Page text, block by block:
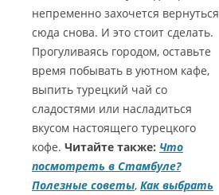
непременно захочется вернуться
сюда снова. И это стоит сделать.
Прогуливаясь городом, оставьте
время побывать в уютном кафе,
выпить турецкий чай со
сладостями или насладиться
вкусом настоящего турецкого
кофе. Читайте также: Что
посмотреть в Стамбуле?
Полезные советы, Как выбрать